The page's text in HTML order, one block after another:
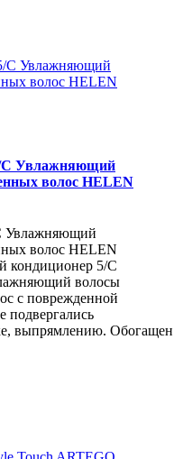
C Увлажняющий
волос HELEN
Увлажняющий
волос HELEN
кондиционер 5/C
волосы
с поврежденной
подвергались
выпрямлению. Обогащен